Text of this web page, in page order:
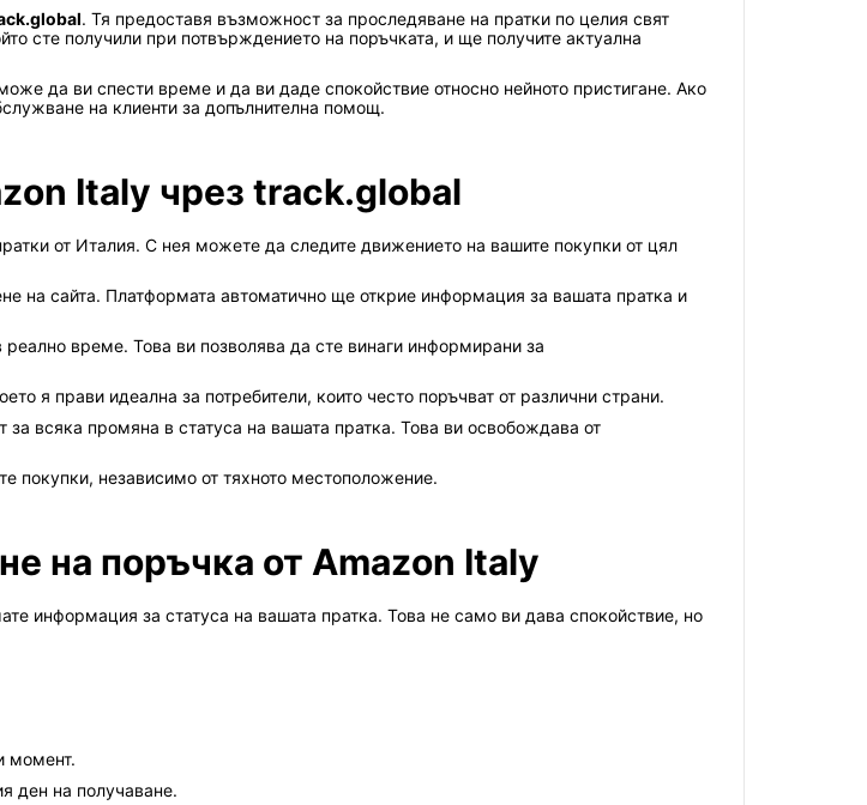
. Тя предоставя възможност за проследяване на пратки по целия свят
сте получили при потвърждението на поръчката, и ще получите актуална
да ви спести време и да ви даде спокойствие относно нейното пристигане. Ако
на клиенти за допълнителна помощ.
Italy чрез track.global
от Италия. С нея можете да следите движението на вашите покупки от цял
на сайта. Платформата автоматично ще открие информация за вашата пратка и
време. Това ви позволява да сте винаги информирани за
я прави идеална за потребители, които често поръчват от различни страни.
всяка промяна в статуса на вашата пратка. Това ви освобождава от
независимо от тяхното местоположение.
на поръчка от Amazon Italy
информация за статуса на вашата пратка. Това не само ви дава спокойствие, но
момент.
ден на получаване.